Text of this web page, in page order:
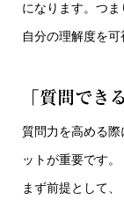
になります。つま
自分の理解度を可
「質問でき
質問力を高める
ットが重要です。
まず前提として